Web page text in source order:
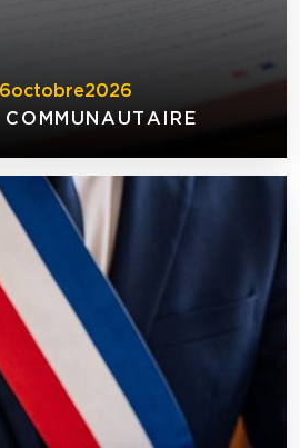
octobre2026
COMMUNAUTAIRE